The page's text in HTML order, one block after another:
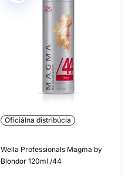
Oficiálna distribúcia
Wella Professionals Magma by
Blondor 120ml /44